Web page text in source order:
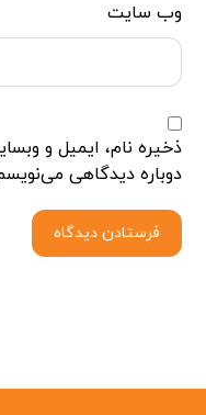
وب‌ سایت
ذخیره نام، ایمیل و
دوباره دیدگاهی
فرستادن دیدگاه